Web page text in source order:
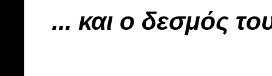
... και ο δεσμός